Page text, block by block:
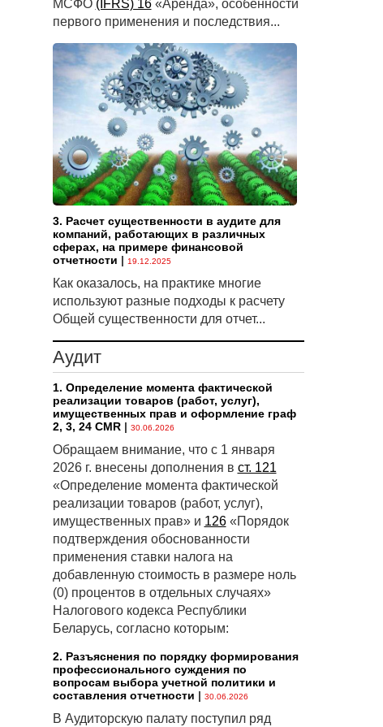
МСФО (IFRS) 16«Аренда», особенности
первого применения и последствия...
3. Расчет существенности в аудите для
компаний, работающих в различных
сферах, на примере финансовой
отчетности | 19.12.2025
Как оказалось, на практике многие
используют разные подходы к расчету
Общей существенности для отчет...
Аудит
1. Определение момента фактической
реализации товаров (работ, услуг),
имущественных прав и оформление граф
2, 3, 24 CMR| 30.06.2026
Обращаем внимание, что с 1 января
2026 г. внесены дополнения в ст. 121
«Определение момента фактической
реализации товаров (работ, услуг),
имущественных прав» и 126«Порядок
подтверждения обоснованности
применения ставки налога на
добавленную стоимость в размере ноль
(0) процентов в отдельных случаях»
Налогового кодекса Республики
Беларусь, согласно которым:
2. Разъяснения по порядку формирования
профессионального суждения по
вопросам выбора учетной политики и
составления отчетности | 30.06.2026
В Аудиторскую палату поступил ряд